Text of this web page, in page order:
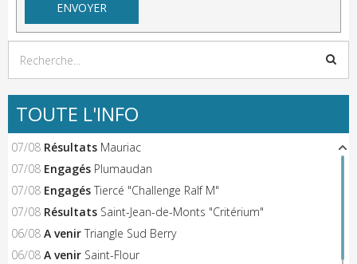
TOUTE L'INFO
07/08 Résultats Mauriac
07/08 Engagés Plumaudan
07/08 Engagés Tiercé "Challenge Ralf M"
07/08 Résultats Saint-Jean-de-Monts "Critérium"
06/08 A venir Triangle Sud Berry
06/08 A venir Saint-Flour